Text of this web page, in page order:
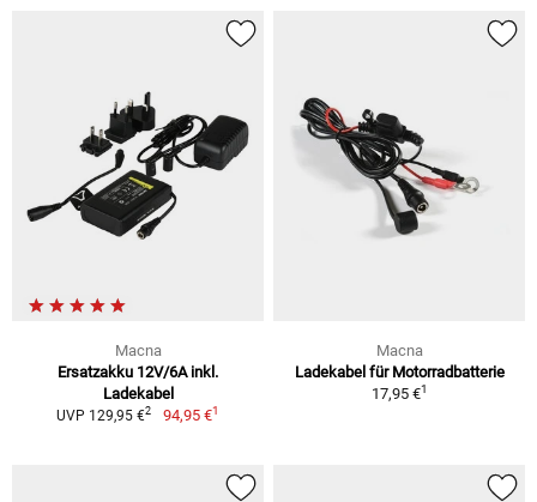
Macna
Ersatzakku 12V/6A inkl.
Ladekabel
UVP 129,95 €2 94,95 €1
Macna
Ladekabel für Motorradbatterie
17,95 €1